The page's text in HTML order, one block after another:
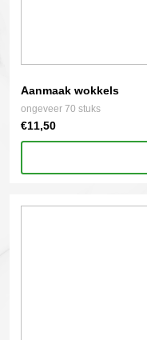
Aanmaak wokkels
ongeveer 70 stuks
€11,50